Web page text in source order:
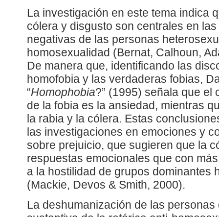
La investigación en este tema indica
cólera y disgusto son centrales en
negativas de las personas
homosexualidad (Bernat, Calhoun,
De manera que, identificando las
homofobia y las verdaderas fobias,
“Homophobia?” (1995) señala que el
de la fobia es la ansiedad, mientras
la rabia y la cólera. Estas
las investigaciones en emociones y
sobre prejuicio, que sugieren que la
respuestas emocionales que con
a la hostilidad de grupos dominantes
(Mackie, Devos & Smith, 2000).
La deshumanización de las